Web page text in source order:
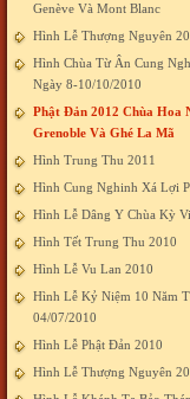
Genève Và Mont Blanc
Hình Lễ Thượng Nguyên
Hình Chùa Từ Ân Cung
Ngày 8-10/10/2010
Phật Đản 2012 Chùa Hoa
Grenoble Và Ghé La Mã
Hình Trung Thu 2011
Hình Cung Nghinh Xá Lợi
Hình Lễ Dâng Y Chùa Kỳ
Hình Tết Trung Thu 2010
Hình Lễ Vu Lan 2010
Hình Lễ Kỷ Niệm 10 Năm
04/07/2010
Hình Lễ Phật Đản 2010
Hình Lễ Thượng Nguyên